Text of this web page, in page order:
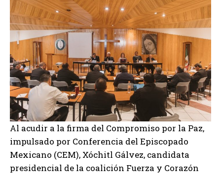
Al acudir a la firma del Compromiso por la Paz,
impulsado por Conferencia del Episcopado
Mexicano (CEM), Xóchitl Gálvez, candidata
presidencial de la coalición Fuerza y Corazón